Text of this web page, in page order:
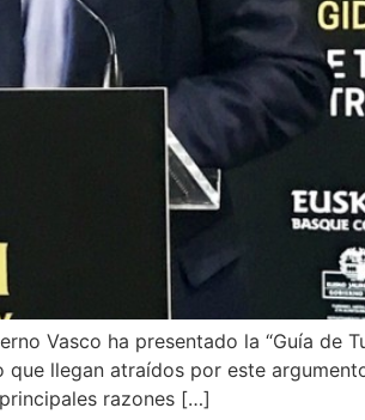
Vasco ha presentado la “Guía de
que llegan atraídos por este
razones […]